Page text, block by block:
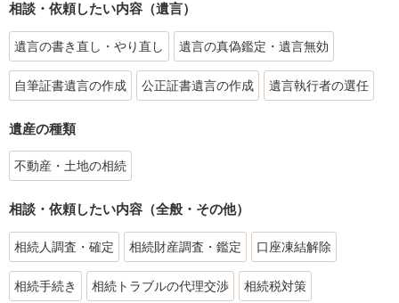
相談・依頼したい内容（遺言）
遺言の書き直し・やり直し 遺言の真偽鑑定・遺言無効
自筆証書遺言の作成 公正証書遺言の作成 遺言執行者の選任
遺産の種類
不動産・土地の相続
相談・依頼したい内容（全般・その他）
相続人調査・確定 相続財産調査・鑑定 口座凍結解除
相続手続き 相続トラブルの代理交渉 相続税対策